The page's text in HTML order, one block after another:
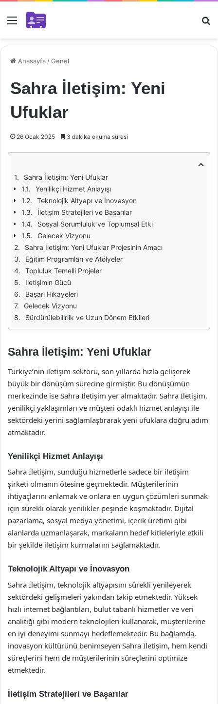
Menü
Anasayfa /Genel
Sahra İletişim: Yeni
Ufuklar
26 Ocak 2025 3 dakika okuma süresi
Sahra İletişim: Yeni Ufuklar
Yenilikçi Hizmet Anlayışı
Teknolojik Altyapı ve İnovasyon
İletişim Stratejileri ve Başarılar
Sosyal Sorumluluk ve Toplumsal Etki
Gelecek Vizyonu
Sahra İletişim: Yeni Ufuklar Projesinin Amacı
Eğitim Programları ve Atölyeler
Topluluk Temelli Projeler
İletişimin Gücü
Başarı Hikayeleri
Gelecek Vizyonu
Sürdürülebilirlik ve Uzun Dönem Etkileri
Sahra İletişim: Yeni Ufuklar
Türkiye’nin iletişim sektörü, son yıllarda hızla gelişerek
büyük bir dönüşüm sürecine girmiştir. Bu dönüşümün
merkezinde ise Sahra İletişim yer almaktadır. Sahra İletişim,
yenilikçi yaklaşımları ve müşteri odaklı hizmet anlayışı ile
sektördeki yerini sağlamlaştırarak yeni ufuklara doğru adım
atmaktadır.
Yenilikçi Hizmet Anlayışı
Sahra İletişim, sunduğu hizmetlerle sadece bir iletişim
şirketi olmanın ötesine geçmektedir. Müşterilerinin
ihtiyaçlarını anlamak ve onlara en uygun çözümleri sunmak
için sürekli olarak yenilikler peşinde koşmaktadır. Dijital
pazarlama, sosyal medya yönetimi, içerik üretimi gibi
alanlarda uzmanlaşarak, markaların hedef kitleleriyle etkili
bir şekilde iletişim kurmalarını sağlamaktadır.
Teknolojik Altyapı ve İnovasyon
Sahra İletişim, teknolojik altyapısını sürekli yenileyerek
sektördeki gelişmeleri yakından takip etmektedir. Yüksek
hızlı internet bağlantıları, bulut tabanlı hizmetler ve veri
analitiği gibi modern teknolojileri kullanarak, müşterilerine
en iyi deneyimi sunmayı hedeflemektedir. Bu bağlamda,
inovasyon kültürünü benimseyen Sahra İletişim, hem kendi
süreçlerini hem de müşterilerinin süreçlerini optimize
etmektedir.
İletişim Stratejileri ve Başarılar